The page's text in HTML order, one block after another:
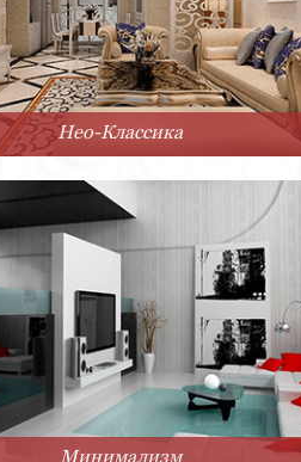
Нео-Классика
Минимализм